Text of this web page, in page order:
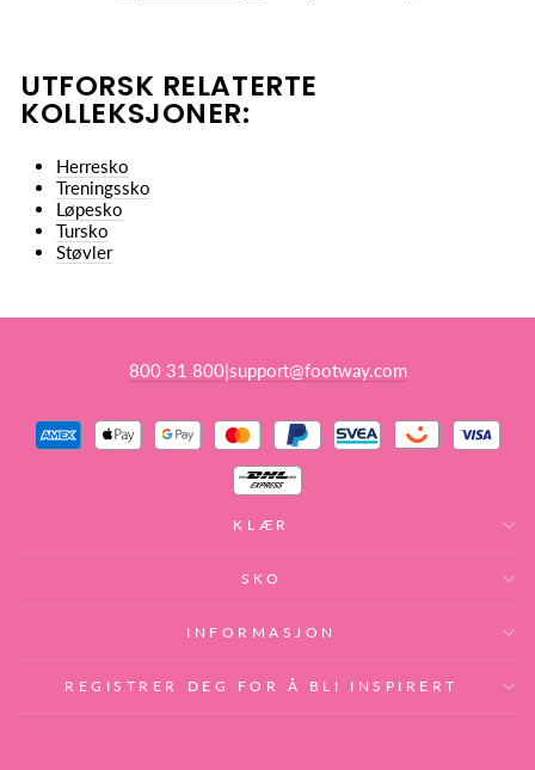
UTFORSK RELATERTE
KOLLEKSJONER:
Herresko
Treningssko
Løpesko
Tursko
Støvler
800 31 800|support@footway.com
KLÆR
SKO
INFORMASJON
REGISTRER DEG FOR Å BLI INSPIRERT